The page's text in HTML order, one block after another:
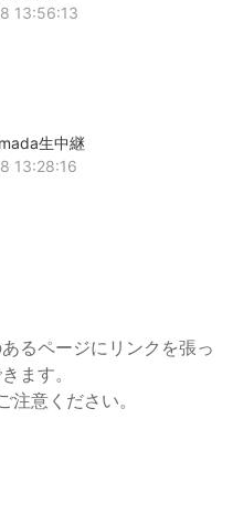
13:56:13
生中継
13:28:16
るページにリンクを張っ
ます。
意ください。